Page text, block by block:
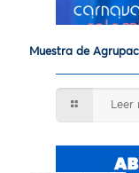
Muestra de
Leer